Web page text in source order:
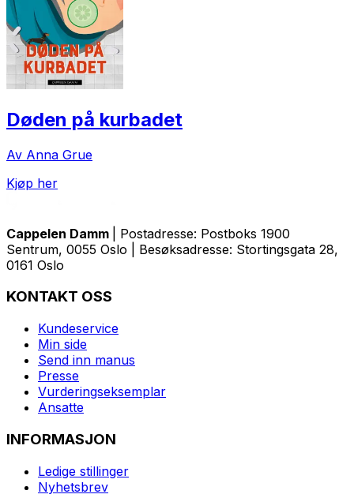
Døden på kurbadet
Av Anna Grue
Kjøp her
Cappelen Damm
| Postadresse: Postboks 1900
Sentrum, 0055 Oslo | Besøksadresse: Stortingsgata 28,
0161 Oslo
KONTAKT OSS
Kundeservice
Min side
Send inn manus
Presse
Vurderingseksemplar
Ansatte
INFORMASJON
Ledige stillinger
Nyhetsbrev